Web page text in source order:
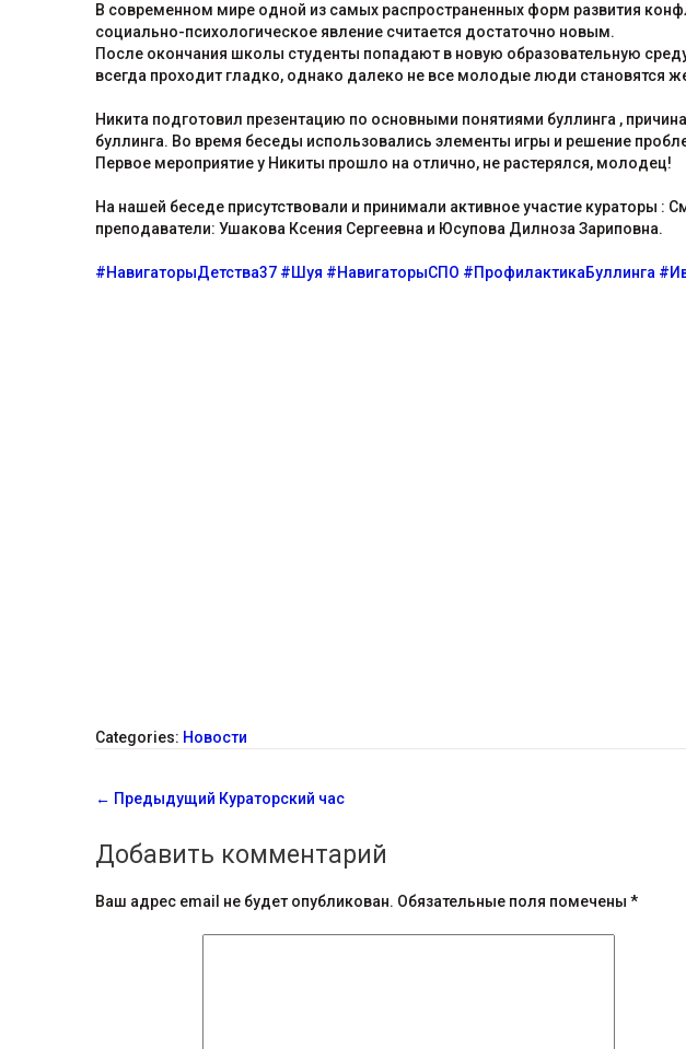
В современном мире одной из самых распространенных форм развития
социально-психологическое явление считается достаточно новым.
После окончания школы студенты попадают в новую образовательную
всегда проходит гладко, однако далеко не все молодые люди становятся
Никита подготовил презентацию по основными понятиями буллинга ,
буллинга. Во время беседы использовались элементы игры и решение
Первое мероприятие у Никиты прошло на отлично, не растерялся, молодец!
На нашей беседе присутствовали и принимали активное участие кураторы :
преподаватели: Ушакова Ксения Сергеевна и Юсупова Дилноза Зариповна.
#НавигаторыДетства37 #Шуя #НавигаторыСПО #ПрофилактикаБуллинга
Categories: Новости
С
о
о
б
← Предыдущий Кураторский час
Добавить комментарий
Ваш адрес email не будет опубликован. Обязательные поля помечены *